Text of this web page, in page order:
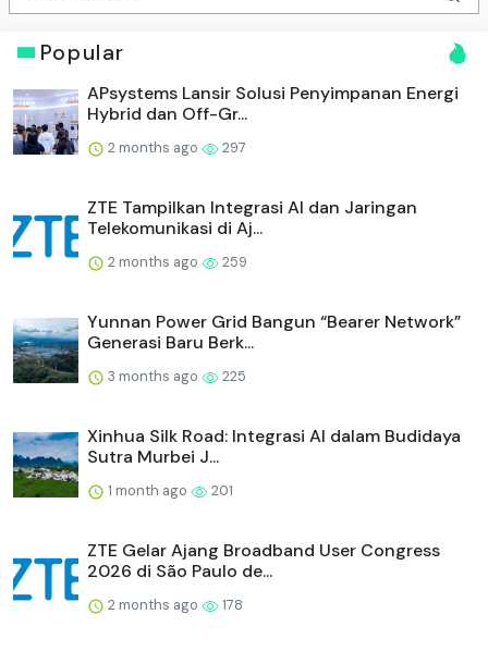
Popular
APsystems Lansir Solusi Penyimpanan Energi
Hybrid dan Off-Gr...
2 months ago 297
ZTE Tampilkan Integrasi AI dan Jaringan
Telekomunikasi di Aj...
2 months ago 259
Yunnan Power Grid Bangun “Bearer Network”
Generasi Baru Berk...
3 months ago 225
Xinhua Silk Road: Integrasi AI dalam Budidaya
Sutra Murbei J...
1 month ago 201
ZTE Gelar Ajang Broadband User Congress
2026 di São Paulo de...
2 months ago 178